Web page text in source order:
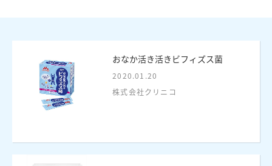
おなか活き活きビフィズス菌
2020.01.20
株式会社クリニコ